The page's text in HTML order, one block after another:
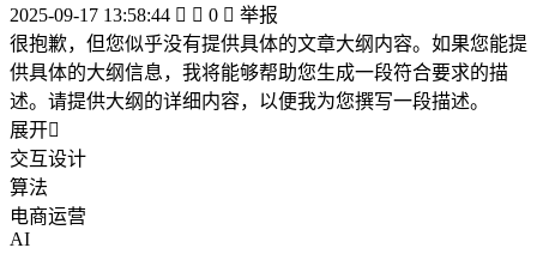
2025-09-17 13:58:44   0  举报
很抱歉，但您似乎没有提供具体的文章大纲内容。如果您能提
供具体的大纲信息，我将能够帮助您生成一段符合要求的描
述。请提供大纲的详细内容，以便我为您撰写一段描述。
展开
交互设计
算法
电商运营
AI